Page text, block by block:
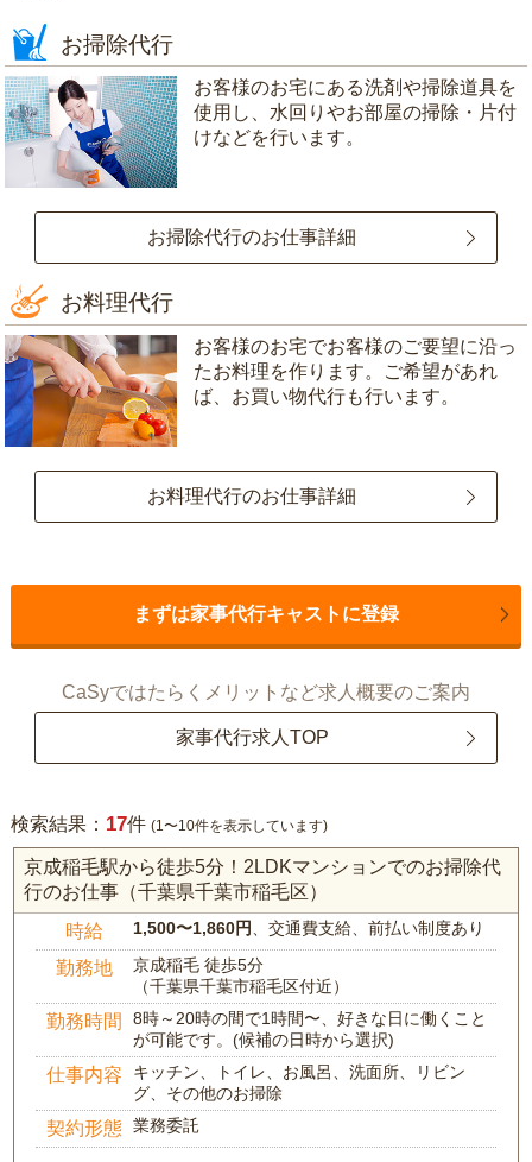
お掃除代行
お客様のお宅にある洗剤や掃除道具を
使用し、水回りやお部屋の掃除・片付
けなどを行います。
お掃除代行のお仕事詳細
お料理代行
お客様のお宅でお客様のご要望に沿っ
たお料理を作ります。ご希望があれ
ば、お買い物代行も行います。
お料理代行のお仕事詳細
まずは家事代行キャストに登録
CaSyではたらくメリットなど求人概要のご案内
家事代行求人TOP
検索結果： 17件 (1〜10件を表示しています)
京成稲毛駅から徒歩5分！2LDKマンションでのお掃除代
行のお仕事（千葉県千葉市稲毛区）
時給 1,500〜1,860円 、交通費支給、前払い制度あり
勤務地
京成稲毛 徒歩5分
（千葉県千葉市稲毛区付近）
勤務時間
8時～20時の間で1時間〜、好きな日に働くこと
が可能です。(候補の日時から選択)
仕事内容
キッチン、トイレ、お風呂、洗面所、リビン
グ、その他のお掃除
契約形態 業務委託